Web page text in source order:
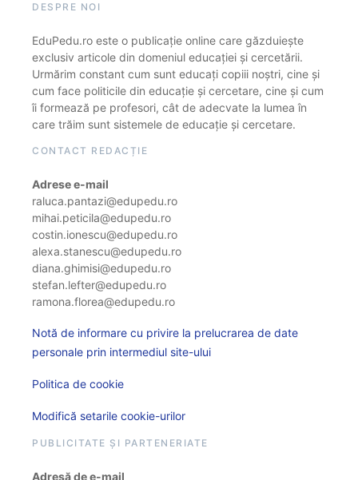
DESPRE NOI
EduPedu.ro este o publicație online care găzduiește
exclusiv articole din domeniul educației și cercetării.
Urmărim constant cum sunt educați copiii noștri, cine și
cum face politicile din educație și cercetare, cine și cum
îi formează pe profesori, cât de adecvate la lumea în
care trăim sunt sistemele de educație și cercetare.
CONTACT REDACȚIE
Adrese e-mail
raluca.pantazi@edupedu.ro
mihai.peticila@edupedu.ro
costin.ionescu@edupedu.ro
alexa.stanescu@edupedu.ro
diana.ghimisi@edupedu.ro
stefan.lefter@edupedu.ro
ramona.florea@edupedu.ro
Notă de informare cu privire la prelucrarea de date
personale prin intermediul site-ului
Politica de cookie
Modifică setarile cookie-urilor
PUBLICITATE ȘI PARTENERIATE
Adresă de e-mail